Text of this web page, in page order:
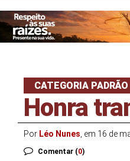
CATEGORIA PADRÃO
Honra
Por Léo Nunes , em 16 de
Comentar (0)